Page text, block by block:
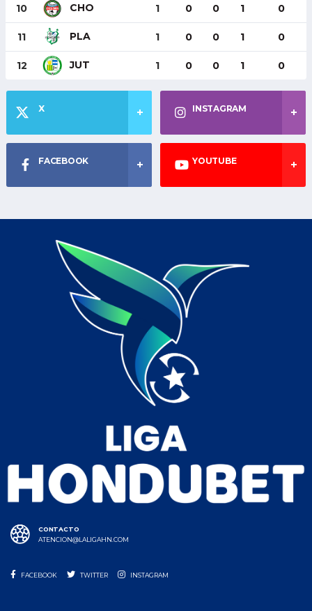
10 CHO 1 0 0 1 0
11 PLA 1 0 0 1 0
12 JUT 1 0 0 1 0
X INSTAGRAM
FACEBOOK YOUTUBE
CONTACTO
ATENCION@LALIGAHN.COM
FACEBOOK TWITTER INSTAGRAM